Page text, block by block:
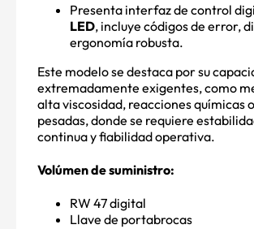
Presenta interfaz de control
LED, incluye códigos de error,
ergonomía robusta.
Este modelo se destaca por su
extremadamente exigentes, como
alta viscosidad, reacciones químicas
pesadas, donde se requiere
continua y fiabilidad operativa.
Volúmen de suministro:
RW 47 digital
Llave de portabrocas